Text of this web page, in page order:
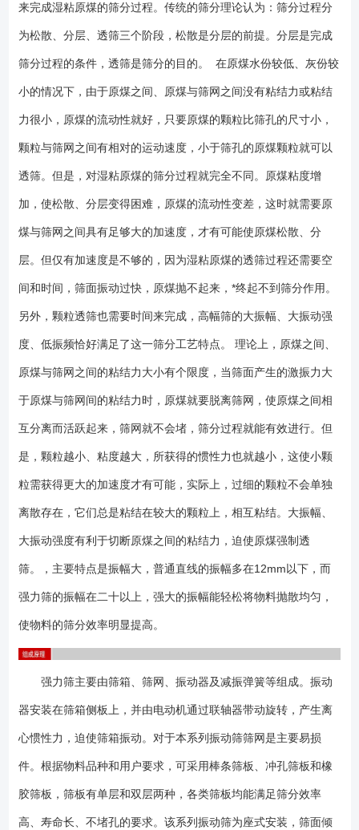
有利于切断原煤之间的粘结力，迫使原煤强制透筛。，主要特点是振幅
大，普通直线的振幅多在12mm以下，而强力筛的振幅在二十以上，强大
主要由筛箱、筛网、振动器及减振弹簧等组成。振动器安装在筛箱侧板
上，并由电动机通过联轴器带动旋转，产生离心惯性力，迫使筛箱振动。
对于本系列振动筛筛网是主要易损件。根据物料品种和用户要求，可采用
满足筛分效率高、寿命长、不堵孔的要求。该系列振动筛为座式安装，筛
面倾角的调整可通过改变弹簧支座位置高度来实现。电动机安装在筛框的
石、砂砾、金属或非金属矿石及其他物料的筛分。 1、该类型设备筛面
与地面倾角较大，常用以20-25度较多； 2、筛网可以选择弹跳杆、冲
孔钢板、编织网等类型筛板，以满足不同需要； 3、可通过调整偏心块
工艺确定合适的段数； 5、强力筛振幅大，多在20毫米以上，筛分效
率高； 6、宽度2.4米以上设备可配用布料器，以达到物料均匀分布的
分分级粒度处理能力振幅频率筛面段数电机功率减振方式宽×长mm㎡层度
mm%mmt/hmmr/min段kW（可选）QLS20602000× 600012单层20-
25150-0不限45821100-25018-2574024×15二次减振
2574036×15二次减振QLS25822500×820020.5单层20-25150-0不限
45821200-35018-2574036×15二次减振QLS251002500× 1000025单层
QLS251252500× 1250031.25单层20-25150-0不限45821260-48018-
25740510×15二次减振QLS28752800× 750021单层20-25150-0不限
45821200-36018-2574036×15二次减振QLS28822800× 820022.96单层
QLS281002800× 1000028单层20-25150-0不限45821250-45018-
2574048×15二次减振QLS281252800× 1250035单层20-25150-0不限
20-25150-0不限45821230-38018-2574036×15二次减振QLS30823000×
820024.6单层20-25150-0不限45821250-42018-2574036×15二次减振
45821300-56018-25740510×15二次减振QLS36823600× 820029.52单
层20-25150-0不限45821300-50018-2574036×15二次减振
2574048×15二次减振QLS361253600× 1250045单层20-25150-0不限
45821360-68018-25740510×15二次减振 1、常用筛网为钢板冲孔或
来完成湿粘原煤的筛分过程。传统的筛分理论认为：筛分过程分
为松散、分层、透筛三个阶段，松散是分层的前提。分层是完成
筛分过程的条件，透筛是筛分的目的。 在原煤水份较低、灰份较
小的情况下，由于原煤之间、原煤与筛网之间没有粘结力或粘结
力很小，原煤的流动性就好，只要原煤的颗粒比筛孔的尺寸小，
颗粒与筛网之间有相对的运动速度，小于筛孔的原煤颗粒就可以
透筛。但是，对湿粘原煤的筛分过程就完全不同。原煤粘度增
加，使松散、分层变得困难，原煤的流动性变差，这时就需要原
煤与筛网之间具有足够大的加速度，才有可能使原煤松散、分
层。但仅有加速度是不够的，因为湿粘原煤的透筛过程还需要空
间和时间，筛面振动过快，原煤抛不起来，*终起不到筛分作用。
另外，颗粒透筛也需要时间来完成，高幅筛的大振幅、大振动强
度、低振频恰好满足了这一筛分工艺特点。 理论上，原煤之间、
原煤与筛网之间的粘结力大小有个限度，当筛面产生的激振力大
于原煤与筛网间的粘结力时，原煤就要脱离筛网，使原煤之间相
互分离而活跃起来，筛网就不会堵，筛分过程就能有效进行。但
是，颗粒越小、粘度越大，所获得的惯性力也就越小，这使小颗
粒需获得更大的加速度才有可能，实际上，过细的颗粒不会单独
离散存在，它们总是粘结在较大的颗粒上，相互粘结。大振幅、
大振动强度有利于切断原煤之间的粘结力，迫使原煤强制透
筛。，主要特点是振幅大，普通直线的振幅多在12mm以下，而
强力筛的振幅在二十以上，强大的振幅能轻松将物料抛散均匀，
使物料的筛分效率明显提高。
强力筛主要由筛箱、筛网、振动器及减振弹簧等组成。振动
器安装在筛箱侧板上，并由电动机通过联轴器带动旋转，产生离
心惯性力，迫使筛箱振动。对于本系列振动筛筛网是主要易损
件。根据物料品种和用户要求，可采用棒条筛板、冲孔筛板和橡
胶筛板，筛板有单层和双层两种，各类筛板均能满足筛分效率
高、寿命长、不堵孔的要求。该系列振动筛为座式安装，筛面倾